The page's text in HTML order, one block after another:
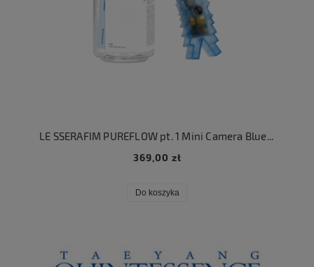
LE SSERAFIM PUREFLOW pt. 1 Mini Camera Blue ver.
369,00 zł
Do koszyka